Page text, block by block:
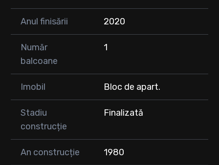
Anul finisării 2020
Număr
balcoane
1
Imobil Bloc de apart.
Stadiu
construcție
Finalizată
An construcție 1980